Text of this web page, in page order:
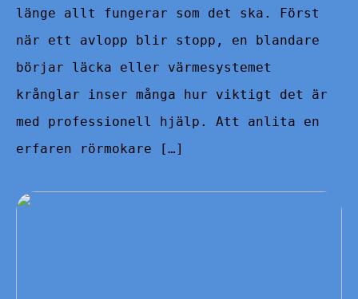
länge allt fungerar som det ska. Först
när ett avlopp blir stopp, en blandare
börjar läcka eller värmesystemet
krånglar inser många hur viktigt det är
med professionell hjälp. Att anlita en
erfaren rörmokare […]